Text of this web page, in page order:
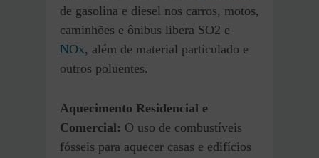
de gasolina e diesel nos carros, motos,
caminhões e ônibus libera SO2 e
NOx, além de material particulado e
outros poluentes.
Aquecimento Residencial e
Comercial: O uso de combustíveis
fósseis para aquecer casas e edifícios